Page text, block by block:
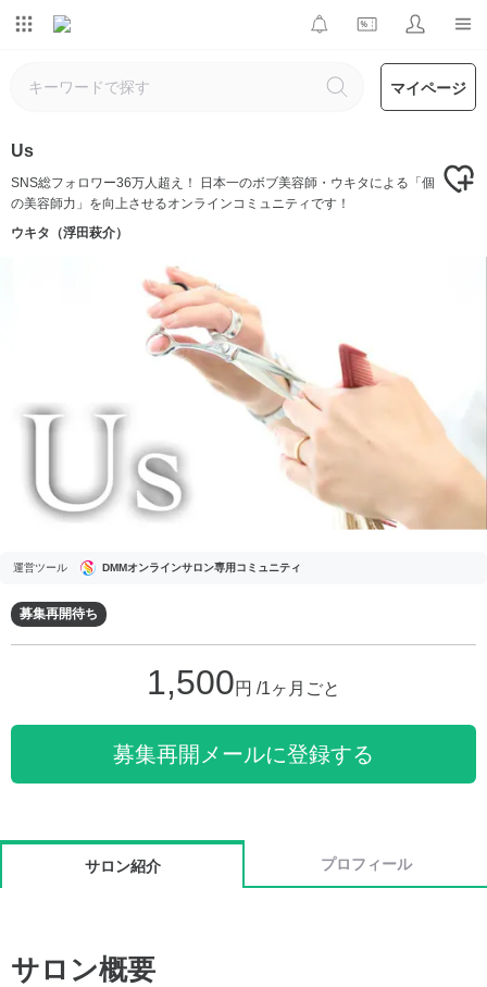
マイページ
Us
SNS総フォロワー36万人超え！ 日本一のボブ美容師・ウキタによる「個
の美容師力」を向上させるオンラインコミュニティです！
ウキタ（浮田萩介）
運営ツール DMMオンラインサロン専用コミュニティ
募集再開待ち
1,500円 /1ヶ月ごと
募集再開メールに登録する
サロン紹介 プロフィール
サロン概要